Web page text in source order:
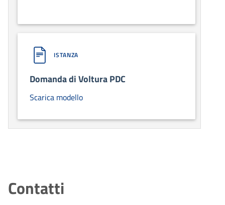
ISTANZA
Domanda di Voltura PDC
Scarica modello
Contatti